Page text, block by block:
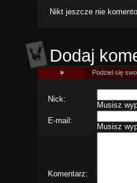
Nikt jeszcze nie
Dodaj
» Podziel się
Nick:
Musisz
E-mail:
Musisz
Komentarz: